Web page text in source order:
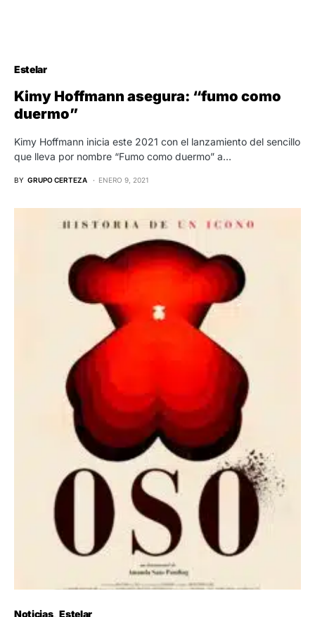
Estelar
Kimy Hoffmann asegura: “fumo como
duermo”
Kimy Hoffmann inicia este 2021 con el lanzamiento del sencillo
que lleva por nombre “Fumo como duermo” a…
BY GRUPO CERTEZA ENERO 9, 2021
Noticias Estelar